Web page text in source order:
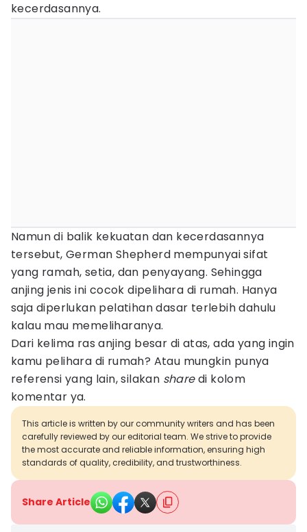
kecerdasannya.
Namun di balik kekuatan dan kecerdasannya
tersebut, German Shepherd mempunyai sifat
yang ramah, setia, dan penyayang. Sehingga
anjing jenis ini cocok dipelihara di rumah. Hanya
saja diperlukan pelatihan dasar terlebih dahulu
kalau mau memeliharanya.
Dari kelima ras anjing besar di atas, ada yang ingin
kamu pelihara di rumah? Atau mungkin punya
referensi yang lain, silakan sharedi kolom
komentar ya.
This article is written by our community writers and has been
carefully reviewed by our editorial team. We strive to provide
the most accurate and reliable information, ensuring high
standards of quality, credibility, and trustworthiness.
Share Article